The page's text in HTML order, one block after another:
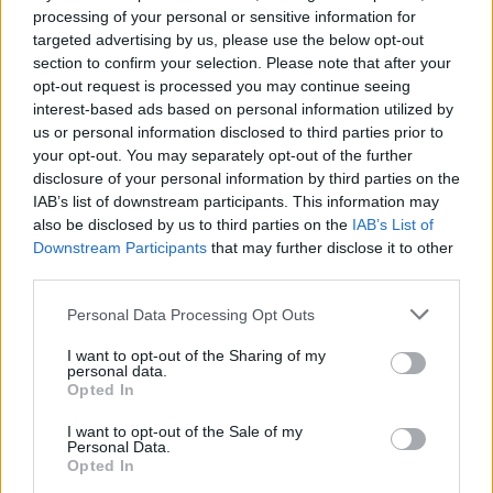
processing of your personal or sensitive information for
targeted advertising by us, please use the below opt-out
section to confirm your selection. Please note that after your
opt-out request is processed you may continue seeing
interest-based ads based on personal information utilized by
us or personal information disclosed to third parties prior to
your opt-out. You may separately opt-out of the further
disclosure of your personal information by third parties on the
IAB’s list of downstream participants. This information may
also be disclosed by us to third parties on the IAB’s List of
Downstream Participants that may further disclose it to other
Personal Data Processing Opt Outs
I want to opt-out of the Sharing of my
personal data.
Opted In
I want to opt-out of the Sale of my
Personal Data.
Opted In
strikkede side om side.
Besøgende kan også møde Caroline og Jeanette
fra podcasten ’Ret og Vrang’ samt fåreavler
Thomas Pilgård, der viser uld fra nogle af sine
omkring 800 får.
For både nye og erfarne
Der bliver rig mulighed for selv at være aktiv.
garnrester kan få nyt liv i kreative projekter, mens
Karen og hendes spindevenner inviterer indenfor i
garnets verden, hvor deltagerne kan prøve
kræfter med at spinde deres eget garn.
Hans Ravn
Følg os på Discover
07. august 2026 kl. 06.00
LØNSTRUP: Den gamle Vennebjerg Mølle er et af
kendetegnene ved Lønstrup. Men møllen er meget
mere end et smukt vartegn. Den er en af de få
historiske møller i Danmark, som stadig er fuldt
funktionsdygtig, og i sensommeren kan
besøgende opleve den i drift, når de frivillige
holder åbent hus.
Bag møllen står foreningen Vennebjerg Mølles
Venner, hvor 14 frivillige året rundt passer,
vedligeholder og reparerer møllen, så den altid er